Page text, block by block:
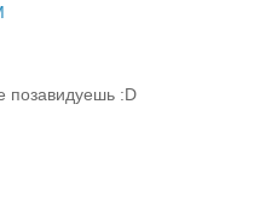
позавидуешь :D